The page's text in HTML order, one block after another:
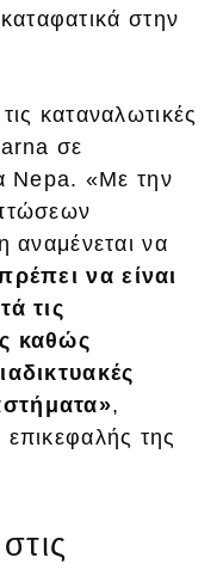
στην
καταναλωτικές
σε
Nepa. «Με την
αναμένεται να
να είναι
τις
καθώς
,
της